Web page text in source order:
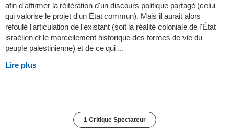
afin d'affirmer la réitération d'un discours politique partagé (celui
qui valorise le projet d'un État commun). Mais il aurait alors
refoulé l'articulation de l'existant (soit la réalité coloniale de l'État
israélien et le morcellement historique des formes de vie du
peuple palestinienne) et de ce qui ...
Lire plus
1 Critique Spectateur